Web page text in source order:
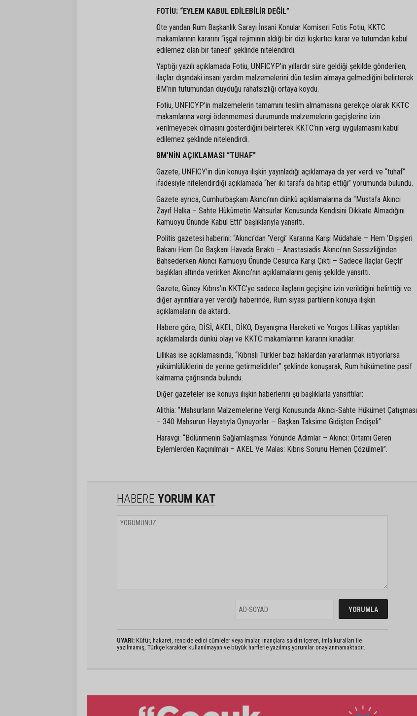
FOTİU: “EYLEM KABUL EDİLEBİLİR DEĞİL”
Öte yandan Rum Başkanlık Sarayı İnsani Konular Komiseri Fotis Fotiu, KKTC
makamlarının kararını “işgal rejiminin aldığı bir dizi kışkırtıcı karar ve tutumdan kabul
edilemez olan bir tanesi” şeklinde nitelendirdi.
Yaptığı yazılı açıklamada Fotiu, UNFICYP’in yıllardır süre geldiği şekilde gönderilen,
ilaçlar dışındaki insani yardım malzemelerini dün teslim almaya gelmediğini belirterek
BM’nin tutumundan duyduğu rahatsızlığı ortaya koydu.
Fotiu, UNFICYP’in malzemelerin tamamını teslim almamasına gerekçe olarak KKTC
makamlarına vergi ödenmemesi durumunda malzemelerin geçişlerine izin
verilmeyecek olmasını gösterdiğini belirterek KKTC’nin vergi uygulamasını kabul
edilemez şeklinde nitelendirdi.
BM’NİN AÇIKLAMASI “TUHAF”
Gazete, UNFICY’in dün konuya ilişkin yayınladığı açıklamaya da yer verdi ve “tuhaf”
ifadesiyle nitelendirdiği açıklamada “her iki tarafa da hitap ettiği” yorumunda bulundu.
Gazete ayrıca, Cumhurbaşkanı Akıncı’nın dünkü açıklamalarına da “Mustafa Akıncı
Zayıf Halka – Sahte Hükümetin Mahsurlar Konusunda Kendisini Dikkate Almadığını
Kamuoyu Önünde Kabul Etti” başlıklarıyla yansıttı.
Politis gazetesi haberini: “Akıncı’dan ‘Vergi’ Kararına Karşı Müdahale – Hem ‘Dışişleri
Bakanı Hem De Başkanı Havada Bıraktı – Anastasiadis Akıncı’nın Sessizliğinden
Bahsederken Akıncı Kamuoyu Önünde Cesurca Karşı Çıktı – Sadece İlaçlar Geçti”
başlıkları altında verirken Akıncı’nın açıklamalarını geniş şekilde yansıttı.
Gazete, Güney Kıbrıs’ın KKTC’ye sadece ilaçların geçişine izin verildiğini belirttiği ve
diğer ayrıntılara yer verdiği haberinde, Rum siyasi partilerin konuya ilişkin
açıklamalarını da aktardı.
Habere göre, DİSİ, AKEL, DİKO, Dayanışma Hareketi ve Yorgos Lillikas yaptıkları
açıklamalarda dünkü olayı ve KKTC makamlarının kararını kınadılar.
Lillikas ise açıklamasında, “Kıbrıslı Türkler bazı haklardan yararlanmak istiyorlarsa
yükümlülüklerini de yerine getirmelidirler” şeklinde konuşarak, Rum hükümetine pasif
kalmama çağrısında bulundu.
Diğer gazeteler ise konuya ilişkin haberlerini şu başlıklarla yansıttılar:
Alithia: “Mahsurların Malzemelerine Vergi Konusunda Akıncı-Sahte Hükümet Çatışması
– 340 Mahsurun Hayatıyla Oynuyorlar – Başkan Taksime Gidişten Endişeli”.
Haravgi: “Bölünmenin Sağlamlaşması Yönünde Adımlar – Akıncı: Ortamı Geren
Eylemlerden Kaçınılmalı – AKEL Ve Malas: Kıbrıs Sorunu Hemen Çözülmeli”.
HABERE YORUM KAT
UYARI: Küfür, hakaret, rencide edici cümleler veya imalar, inançlara saldırı içeren, imla kuralları ile
yazılmamış, Türkçe karakter kullanılmayan ve büyük harflerle yazılmış yorumlar onaylanmamaktadır.